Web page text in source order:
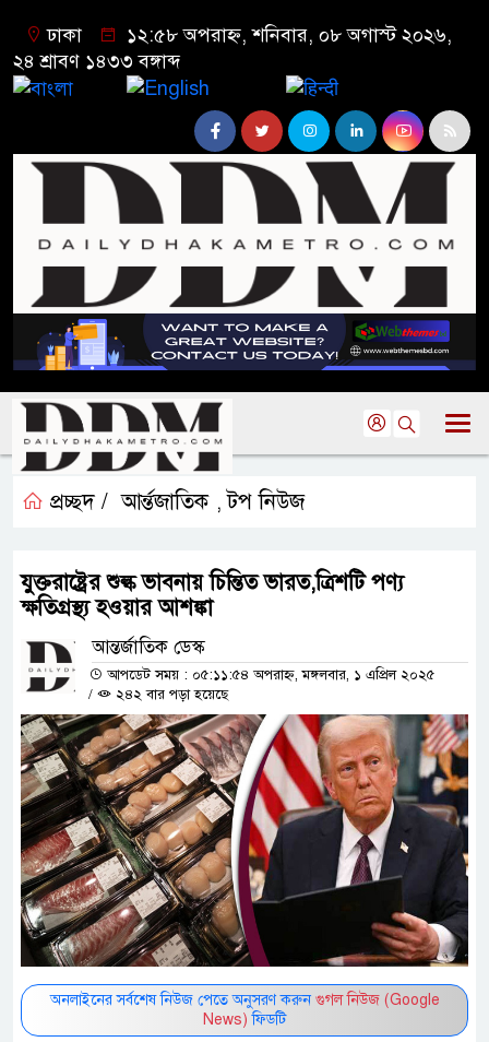
ঢাকা
১২:৫৮ অপরাহ্ন, শনিবার, ০৮ অগাস্ট ২০২৬,
২৪ শ্রাবণ ১৪৩৩ বঙ্গাব্দ
প্রচ্ছদ / আর্ন্তজাতিক ,টপ নিউজ
যুক্তরাষ্ট্রের শুল্ক ভাবনায় চিন্তিত ভারত,ত্রিশটি পণ্য
ক্ষতিগ্রস্থ্য হওয়ার আশঙ্কা
আন্তর্জাতিক ডেস্ক
আপডেট সময় : ০৫:১১:৫৪ অপরাহ্ন, মঙ্গলবার, ১ এপ্রিল ২০২৫
/
২৪২ বার পড়া হয়েছে
অনলাইনের সর্বশেষ নিউজ পেতে অনুসরণ করুন গুগল নিউজ (Google
News) ফিডটি